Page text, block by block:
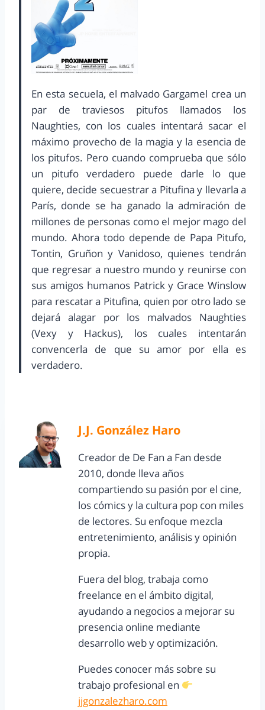
En esta secuela, el malvado Gargamel crea un
par de traviesos pitufos llamados los
Naughties, con los cuales intentará sacar el
máximo provecho de la magia y la esencia de
los pitufos. Pero cuando comprueba que sólo
un pitufo verdadero puede darle lo que
quiere, decide secuestrar a Pitufina y llevarla a
París, donde se ha ganado la admiración de
millones de personas como el mejor mago del
mundo. Ahora todo depende de Papa Pitufo,
Tontin, Gruñon y Vanidoso, quienes tendrán
que regresar a nuestro mundo y reunirse con
sus amigos humanos Patrick y Grace Winslow
para rescatar a Pitufina, quien por otro lado se
dejará alagar por los malvados Naughties
(Vexy y Hackus), los cuales intentarán
convencerla de que su amor por ella es
verdadero.
J.J. González Haro
Creador de De Fan a Fan desde
2010, donde lleva años
compartiendo su pasión por el cine,
los cómics y la cultura pop con miles
de lectores. Su enfoque mezcla
entretenimiento, análisis y opinión
propia.
Fuera del blog, trabaja como
freelance en el ámbito digital,
ayudando a negocios a mejorar su
presencia online mediante
desarrollo web y optimización.
Puedes conocer más sobre su
trabajo profesional en
jjgonzalezharo.com